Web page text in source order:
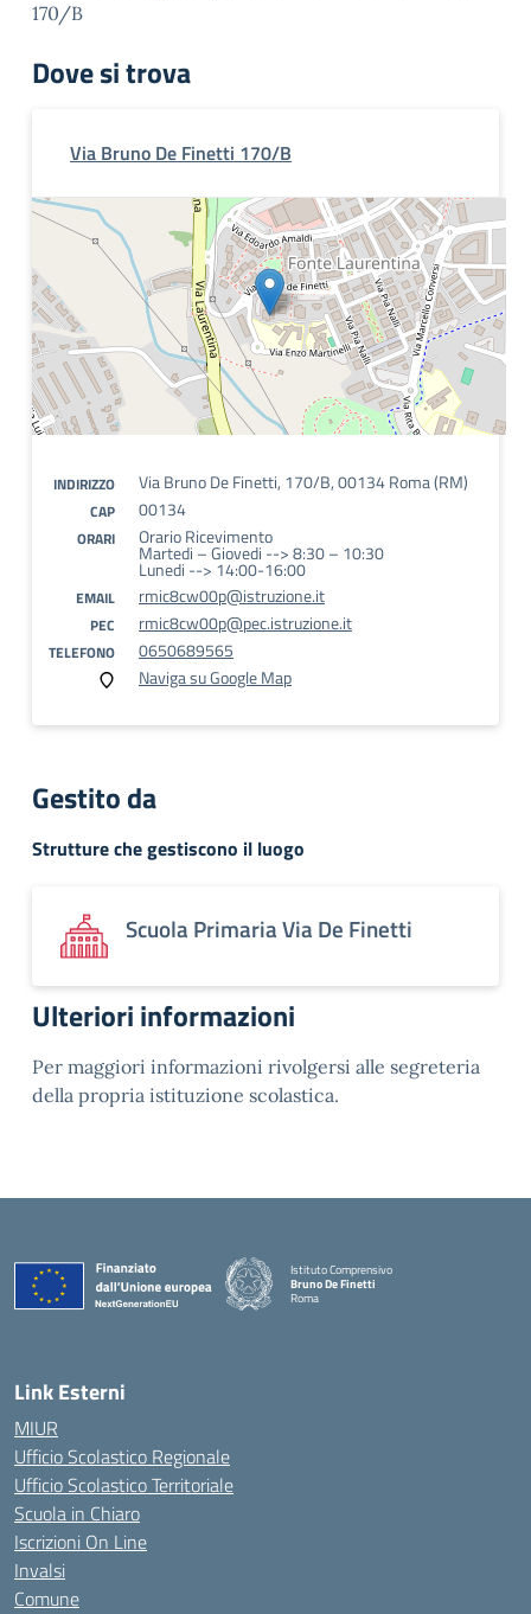
170/B
Dove si trova
Via Bruno De Finetti 170/B
INDIRIZZO Via Bruno De Finetti, 170/B, 00134 Roma (RM)
CAP 00134
ORARI Orario Ricevimento
Martedi – Giovedi --> 8:30 – 10:30
Lunedi --> 14:00-16:00
EMAIL rmic8cw00p@istruzione.it
PEC rmic8cw00p@pec.istruzione.it
TELEFONO
0650689565
Naviga su Google Map
Gestito da
Strutture che gestiscono il luogo
Scuola Primaria Via De Finetti
Ulteriori informazioni
Per maggiori informazioni rivolgersi alle segreteria
della propria istituzione scolastica.
Istituto Comprensivo
Bruno De Finetti
Roma
Link Esterni
MIUR
Ufficio Scolastico Regionale
Ufficio Scolastico Territoriale
Scuola in Chiaro
Iscrizioni On Line
Invalsi
Comune